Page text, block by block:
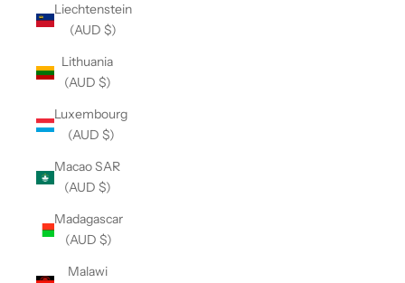
Liechtenstein
(AUD $)
Lithuania
(AUD $)
Luxembourg
(AUD $)
Macao SAR
(AUD $)
Madagascar
(AUD $)
Malawi